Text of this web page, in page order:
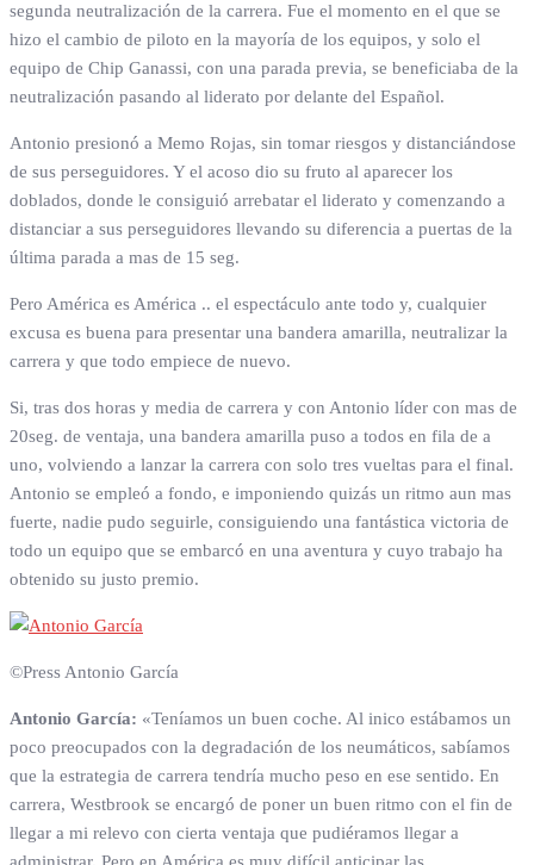
segunda neutralización de la carrera. Fue el momento en el que se
hizo el cambio de piloto en la mayoría de los equipos, y solo el
equipo de Chip Ganassi, con una parada previa, se beneficiaba de la
neutralización pasando al liderato por delante del Español.
Antonio presionó a Memo Rojas, sin tomar riesgos y distanciándose
de sus perseguidores. Y el acoso dio su fruto al aparecer los
doblados, donde le consiguió arrebatar el liderato y comenzando a
distanciar a sus perseguidores llevando su diferencia a puertas de la
última parada a mas de 15 seg.
Pero América es América .. el espectáculo ante todo y, cualquier
excusa es buena para presentar una bandera amarilla, neutralizar la
carrera y que todo empiece de nuevo.
Si, tras dos horas y media de carrera y con Antonio líder con mas de
20seg. de ventaja, una bandera amarilla puso a todos en fila de a
uno, volviendo a lanzar la carrera con solo tres vueltas para el final.
Antonio se empleó a fondo, e imponiendo quizás un ritmo aun mas
fuerte, nadie pudo seguirle, consiguiendo una fantástica victoria de
todo un equipo que se embarcó en una aventura y cuyo trabajo ha
obtenido su justo premio.
©Press Antonio García
Antonio García: «Teníamos un buen coche. Al inico estábamos un
poco preocupados con la degradación de los neumáticos, sabíamos
que la estrategia de carrera tendría mucho peso en ese sentido. En
carrera, Westbrook se encargó de poner un buen ritmo con el fin de
llegar a mi relevo con cierta ventaja que pudiéramos llegar a